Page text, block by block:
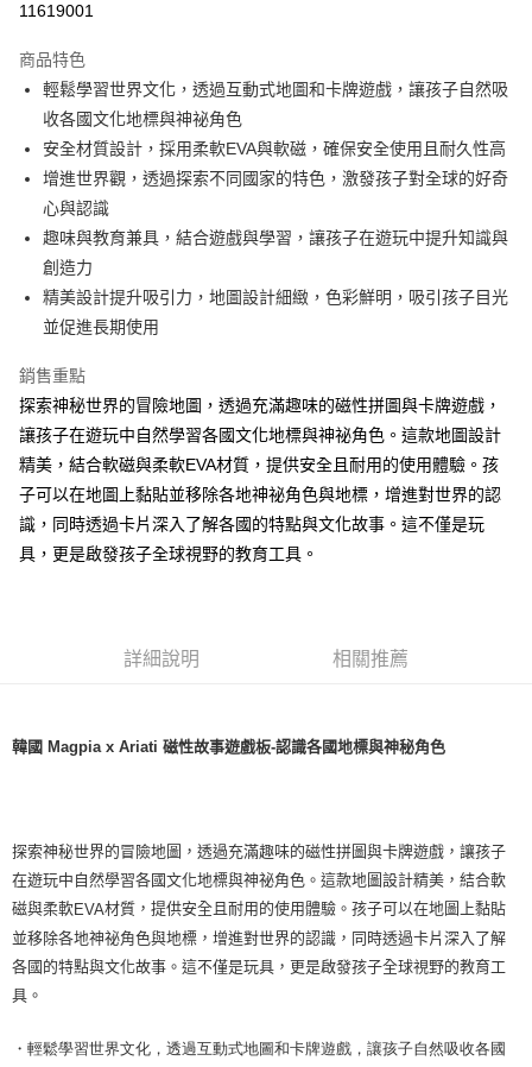
上海商業儲蓄銀行
臺灣中小企業銀行
匯豐（台灣）商業銀行
華泰商業銀行
聯邦商業銀行
元大商業銀行
永豐商業銀行
玉山商業銀行
星展（台灣）商業銀行
台灣樂天信用卡公司
LINE Pay
Apple Pay
悠遊付
Google Pay
ATM付款
運送方式
全家取貨付款
每筆NT$85，滿NT$999(含以上)免運費
付款後全家取貨
每筆NT$85，滿NT$999(含以上)免運費
付款後萊爾富取貨
每筆NT$100，滿NT$999(含以上)免運費
7-11取貨付款
每筆NT$85，滿NT$999(含以上)免運費
11619001
商品特色
輕鬆學習世界文化，透過互動式地圖和卡牌遊戲，讓孩子自然吸
收各國文化地標與神祕角色
安全材質設計，採用柔軟EVA與軟磁，確保安全使用且耐久性高
增進世界觀，透過探索不同國家的特色，激發孩子對全球的好奇
心與認識
趣味與教育兼具，結合遊戲與學習，讓孩子在遊玩中提升知識與
創造力
精美設計提升吸引力，地圖設計細緻，色彩鮮明，吸引孩子目光
並促進長期使用
銷售重點
探索神秘世界的冒險地圖，透過充滿趣味的磁性拼圖與卡牌遊戲，
讓孩子在遊玩中自然學習各國文化地標與神祕角色。這款地圖設計
精美，結合軟磁與柔軟EVA材質，提供安全且耐用的使用體驗。孩
子可以在地圖上黏貼並移除各地神祕角色與地標，增進對世界的認
識，同時透過卡片深入了解各國的特點與文化故事。這不僅是玩
具，更是啟發孩子全球視野的教育工具。
詳細說明 相關推薦
韓國 Magpia x Ariati 磁性故事遊戲板-認識各國地標與神秘角色
探索神秘世界的冒險地圖，透過充滿趣味的磁性拼圖與卡牌遊戲，讓孩子
在遊玩中自然學習各國文化地標與神祕角色。這款地圖設計精美，結合軟
磁與柔軟EVA材質，提供安全且耐用的使用體驗。孩子可以在地圖上黏貼
並移除各地神祕角色與地標，增進對世界的認識，同時透過卡片深入了解
各國的特點與文化故事。這不僅是玩具，更是啟發孩子全球視野的教育工
具。
・輕鬆學習世界文化，透過互動式地圖和卡牌遊戲，讓孩子自然吸收各國